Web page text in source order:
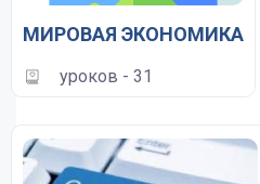
МИРОВАЯ ЭКОНОМИКА
уроков - 31